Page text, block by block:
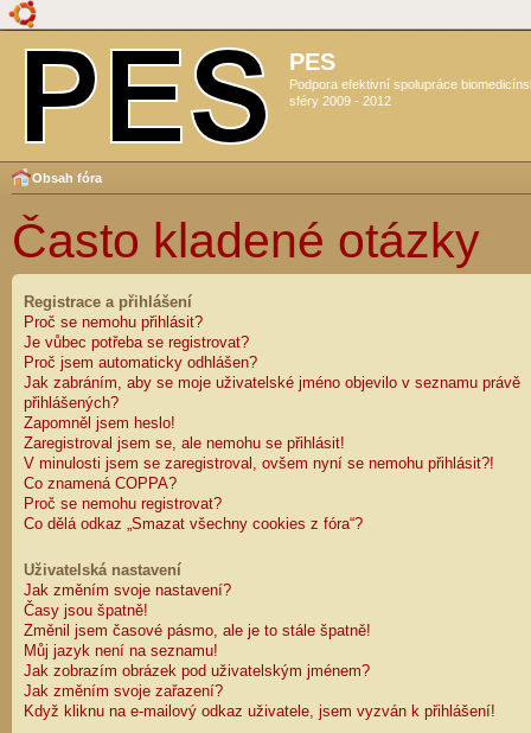
PES
Podpora efektivní spolupráce
sféry 2009 - 2012
Obsah fóra
Často kladené otázky
Registrace a přihlášení
Proč se nemohu přihlásit?
Je vůbec potřeba se registrovat?
Proč jsem automaticky odhlášen?
Jak zabráním, aby se moje uživatelské jméno objevilo v seznamu právě
přihlášených?
Zapomněl jsem heslo!
Zaregistroval jsem se, ale nemohu se přihlásit!
V minulosti jsem se zaregistroval, ovšem nyní se nemohu přihlásit?!
Co znamená COPPA?
Proč se nemohu registrovat?
Co dělá odkaz „Smazat všechny cookies z fóra“?
Uživatelská nastavení
Jak změním svoje nastavení?
Časy jsou špatně!
Změnil jsem časové pásmo, ale je to stále špatně!
Můj jazyk není na seznamu!
Jak zobrazím obrázek pod uživatelským jménem?
Jak změním svoje zařazení?
Když kliknu na e-mailový odkaz uživatele, jsem vyzván k přihlášení!